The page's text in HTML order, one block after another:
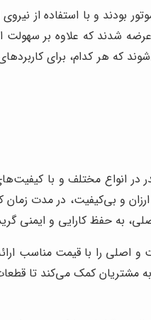
بودند و با استفاده از
عرضه شدند که علاوه بر
که هر کدام، برای
انواع مختلف و با
ارزان و بی‌کیفیت، در مدت
به حفظ کارایی و ایمنی
و اصلی را با قیمت
مشتریان کمک می‌کند تا